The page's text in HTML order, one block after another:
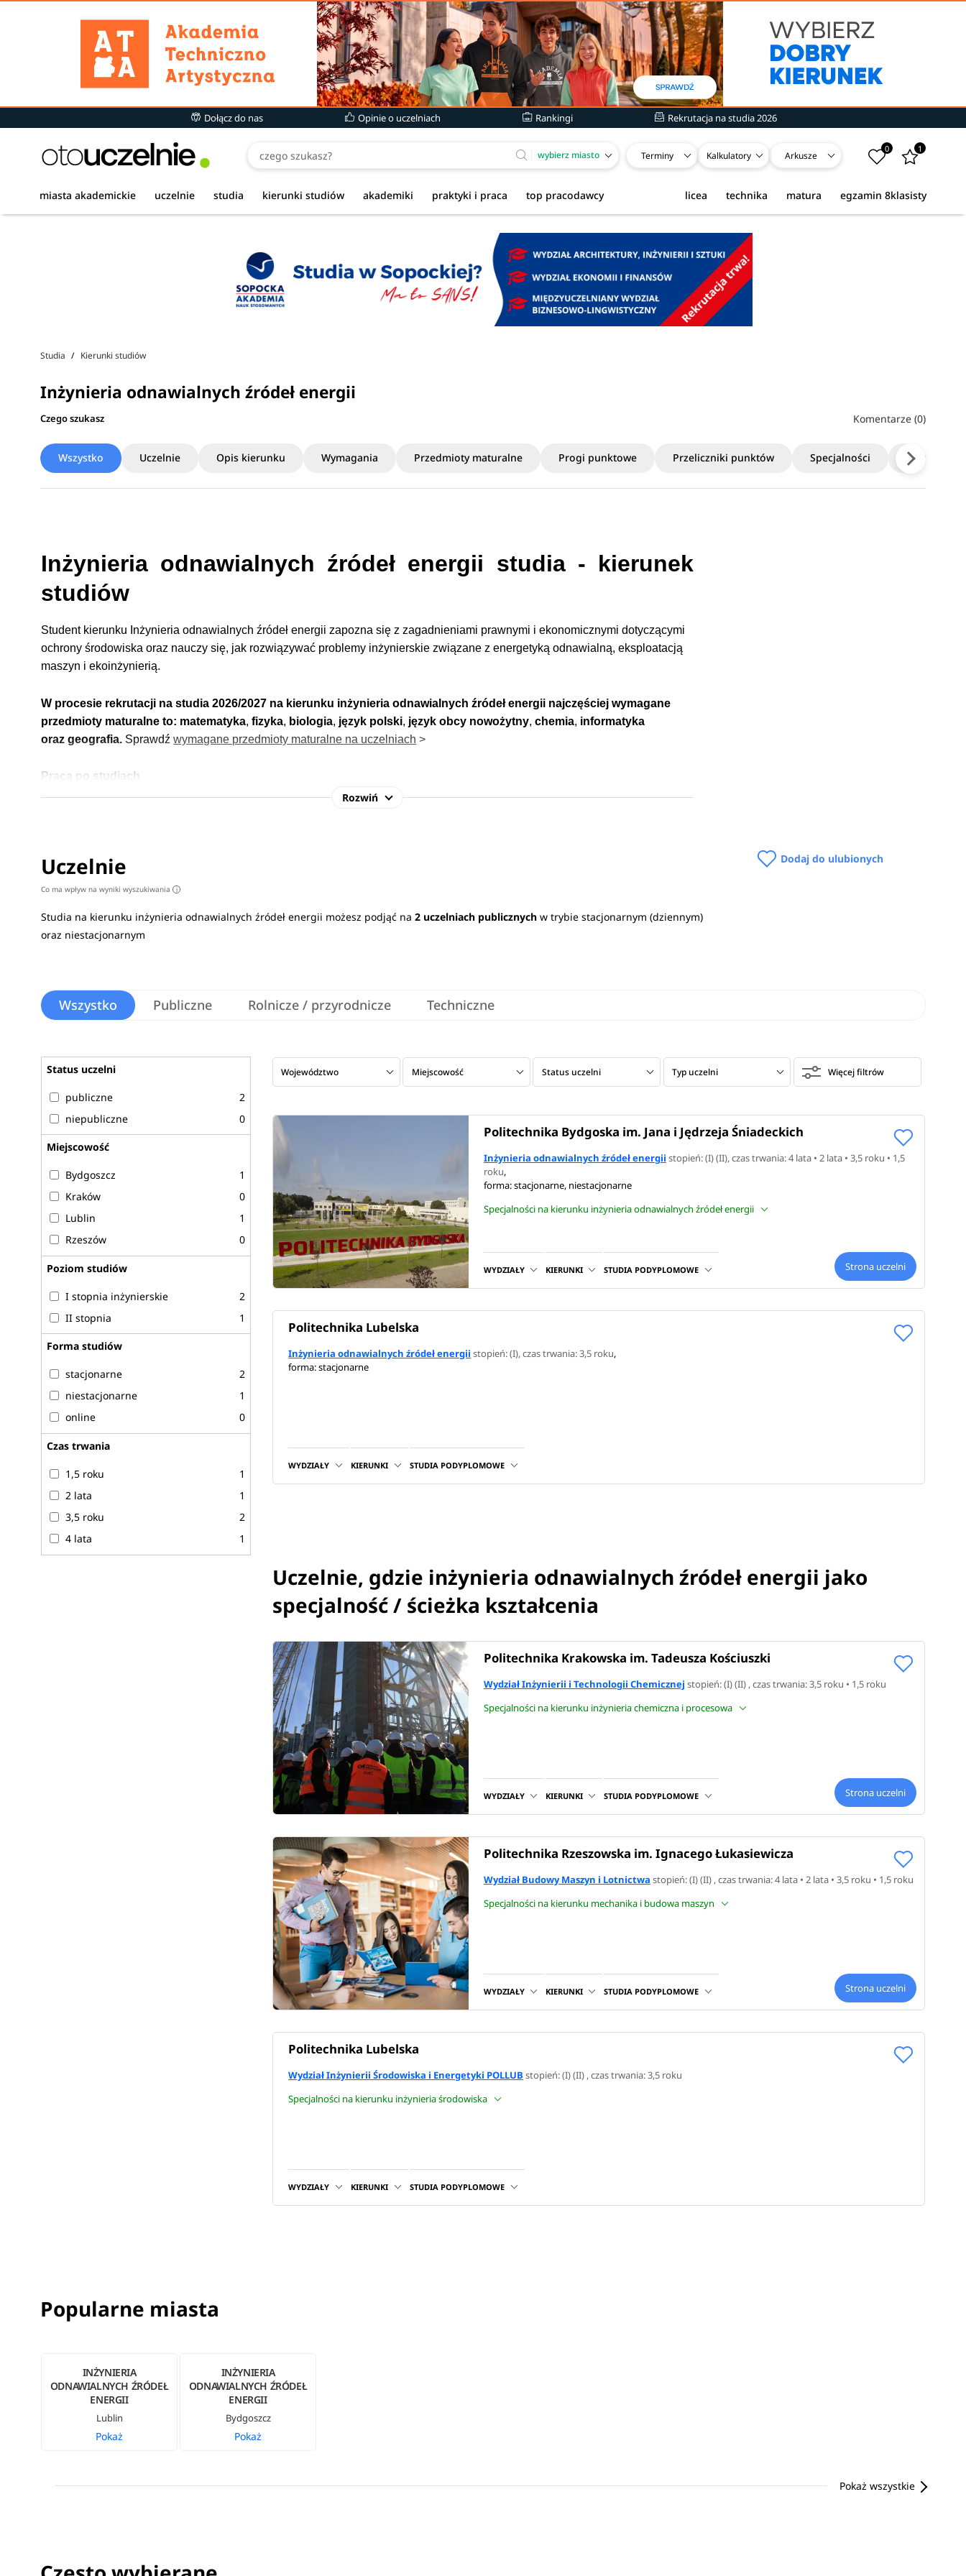
Dołącz do nas Opinie o uczelniach Rankingi Rekrutacja na studia 2026
wybierz miasto Terminy Kalkulatory Arkusze
0 1
miasta akademickie uczelnie studia kierunki studiów akademiki praktyki i praca top pracodawcy egzamin 8klasisty
matura
technika
licea
Studia Kierunki studiów
Inżynieria odnawialnych źródeł energii
Czego szukasz Komentarze (0)
Wszystko Uczelnie Opis kierunku Wymagania Przedmioty maturalne Progi punktowe Przeliczniki punktów Specjalności Ceny
Inżynieria odnawialnych źródeł energii studia - kierunek
studiów
Student kierunku Inżynieria odnawialnych źródeł energii zapozna się z zagadnieniami prawnymi i ekonomicznymi dotyczącymi
ochrony środowiska oraz nauczy się, jak rozwiązywać problemy inżynierskie związane z energetyką odnawialną, eksploatacją
maszyn i ekoinżynierią.
W procesie rekrutacji na studia 2026/2027 na kierunku inżynieria odnawialnych źródeł energii najczęściej wymagane
przedmioty maturalne to: matematyka,fizyka, biologia, język polski, język obcy nowożytny,chemia, informatyka
oraz geografia. Sprawdźwymagane przedmioty maturalne na uczelniach >
Praca po studiach
Rozwiń
Uczelnie
Co ma wpływ na wyniki wyszukiwania i
Dodaj do ulubionych
Studia na kierunku inżynieria odnawialnych źródeł energii możesz podjąć na2 uczelniach publicznych w trybie stacjonarnym (dziennym)
oraz niestacjonarnym
Wszystko Publiczne Rolnicze / przyrodnicze Techniczne
Województwo Miejscowość Status uczelni Typ uczelni Więcej filtrów
Politechnika Bydgoska im. Jana i Jędrzeja Śniadeckich
Inżynieria odnawialnych źródeł energii stopień: (I) (II), czas trwania: 4 lata • 2 lata • 3,5 roku • 1,5
roku,
forma: stacjonarne, niestacjonarne
Specjalności na kierunku inżynieria odnawialnych źródeł energii
WYDZIAŁY KIERUNKI STUDIA PODYPLOMOWE Strona uczelni
Politechnika Lubelska
Inżynieria odnawialnych źródeł energii stopień: (I), czas trwania: 3,5 roku,
forma: stacjonarne
WYDZIAŁY KIERUNKI STUDIA PODYPLOMOWE
Uczelnie, gdzie inżynieria odnawialnych źródeł energii jako
specjalność / ścieżka kształcenia
Politechnika Krakowska im. Tadeusza Kościuszki
Wydział Inżynierii i Technologii Chemicznej stopień: (I) (II) , czas trwania: 3,5 roku • 1,5 roku
Specjalności na kierunku inżynieria chemiczna i procesowa
WYDZIAŁY KIERUNKI STUDIA PODYPLOMOWE Strona uczelni
Politechnika Rzeszowska im. Ignacego Łukasiewicza
Wydział Budowy Maszyn i Lotnictwa stopień: (I) (II) , czas trwania: 4 lata • 2 lata • 3,5 roku • 1,5 roku
Specjalności na kierunku mechanika i budowa maszyn
WYDZIAŁY KIERUNKI STUDIA PODYPLOMOWE Strona uczelni
Politechnika Lubelska
Wydział Inżynierii Środowiska i Energetyki POLLUB stopień: (I) (II) , czas trwania: 3,5 roku
Specjalności na kierunku inżynieria środowiska
WYDZIAŁY KIERUNKI STUDIA PODYPLOMOWE
Status uczelni
publiczne
2
niepubliczne
0
Miejscowość
Bydgoszcz
1
Kraków
0
Lublin
1
Rzeszów
0
Poziom studiów
I stopnia inżynierskie
2
II stopnia
1
Forma studiów
stacjonarne
2
niestacjonarne
1
online
0
Czas trwania
1,5 roku
1
2 lata
1
3,5 roku
2
4 lata
1
Popularne miasta
INŻYNIERIA
ODNAWIALNYCH ŹRÓDEŁ
ENERGII
Lublin
Pokaż
INŻYNIERIA
ODNAWIALNYCH ŹRÓDEŁ
ENERGII
Bydgoszcz
Pokaż
Pokaż wszystkie